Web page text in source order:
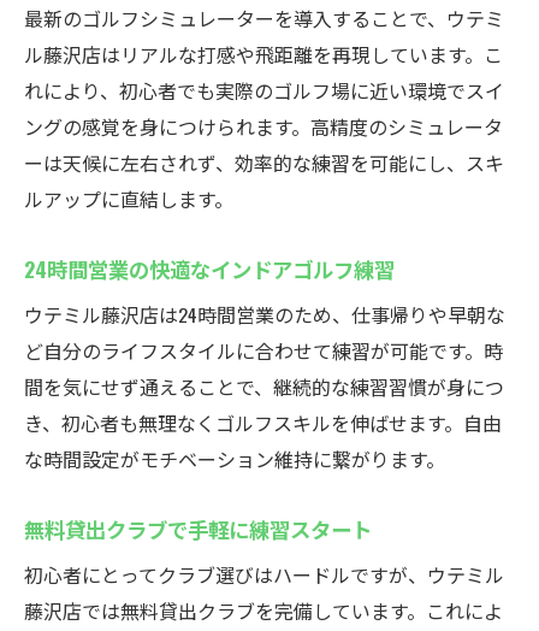
最新のゴルフシミュレーターを導入することで、ウテミ
ル藤沢店はリアルな打感や飛距離を再現しています。こ
れにより、初心者でも実際のゴルフ場に近い環境でスイ
ングの感覚を身につけられます。高精度のシミュレータ
ーは天候に左右されず、効率的な練習を可能にし、スキ
ルアップに直結します。
24時間営業の快適なインドアゴルフ練習
ウテミル藤沢店は24時間営業のため、仕事帰りや早朝な
ど自分のライフスタイルに合わせて練習が可能です。時
間を気にせず通えることで、継続的な練習習慣が身につ
き、初心者も無理なくゴルフスキルを伸ばせます。自由
な時間設定がモチベーション維持に繋がります。
無料貸出クラブで手軽に練習スタート
初心者にとってクラブ選びはハードルですが、ウテミル
藤沢店では無料貸出クラブを完備しています。これによ